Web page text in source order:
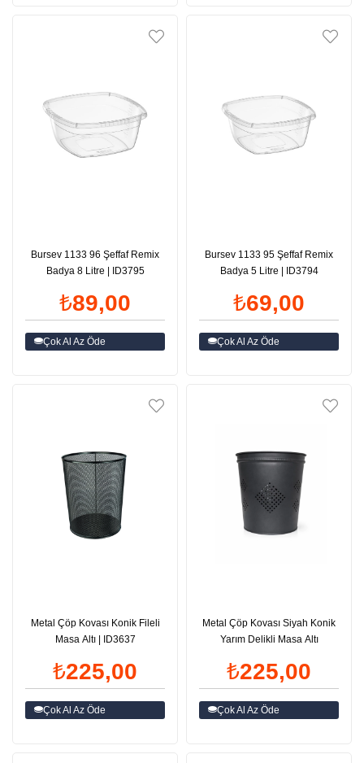
Bursev 1133 96 Şeffaf Remix
Badya 8 Litre | ID3795
₺89,00
Çok Al Az Öde
Bursev 1133 95 Şeffaf Remix
Badya 5 Litre | ID3794
₺69,00
Çok Al Az Öde
Metal Çöp Kovası Konik Fileli
Masa Altı | ID3637
₺225,00
Çok Al Az Öde
Metal Çöp Kovası Siyah Konik
Yarım Delikli Masa Altı
₺225,00
Çok Al Az Öde